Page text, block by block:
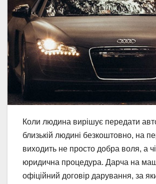
Коли людина вирішує передати
близькій людині безкоштовно, на
виходить не просто добра воля, а
юридична процедура. Дарча на
офіційний договір дарування, за